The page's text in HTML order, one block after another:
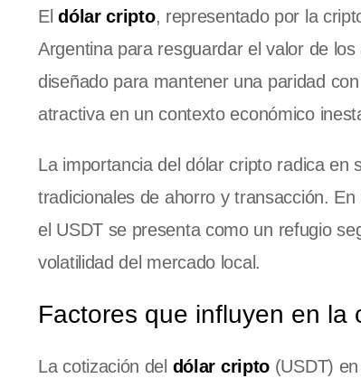
Eldólar cripto, representado por la
Argentina para resguardar el valor de
diseñado para mantener una paridad
atractiva en un contexto económico
La importancia del dólar cripto radica
tradicionales de ahorro y transacción.
el USDT se presenta como un refugio
volatilidad del mercado local.
Factores que influyen en la
La cotización del dólar cripto (USDT)